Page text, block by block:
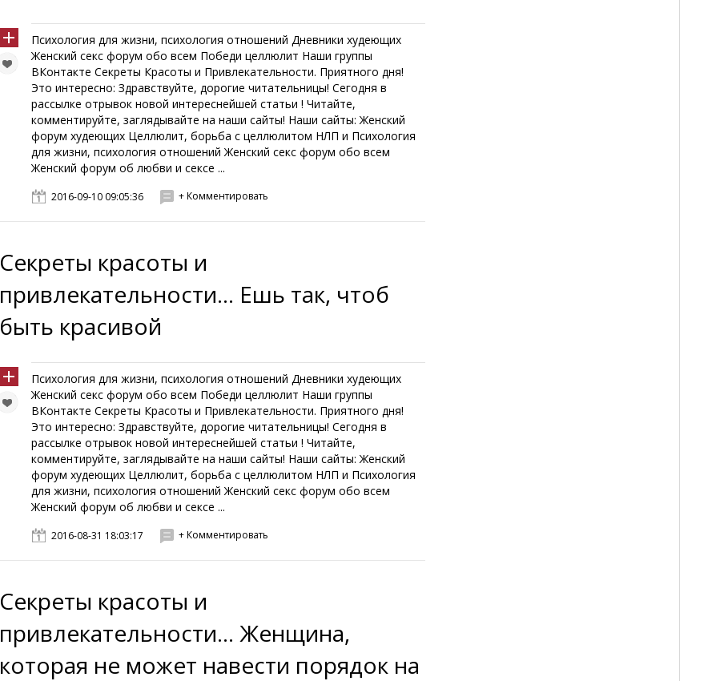
Психология для жизни, психология отношений Дневники худеющих
Женский секс форум обо всем Победи целлюлит Наши группы
ВКонтакте Секреты Красоты и Привлекательности. Приятного дня!
Это интересно: Здравствуйте, дорогие читательницы! Сегодня в
рассылке отрывок новой интереснейшей статьи ! Читайте,
комментируйте, заглядывайте на наши сайты! Наши сайты: Женский
форум худеющих Целлюлит, борьба с целлюлитом НЛП и Психология
для жизни, психология отношений Женский секс форум обо всем
Женский форум об любви и сексе ...
2016-09-10 09:05:36 + Комментировать
Секреты красоты и
привлекательности... Ешь так, чтоб
быть красивой
Психология для жизни, психология отношений Дневники худеющих
Женский секс форум обо всем Победи целлюлит Наши группы
ВКонтакте Секреты Красоты и Привлекательности. Приятного дня!
Это интересно: Здравствуйте, дорогие читательницы! Сегодня в
рассылке отрывок новой интереснейшей статьи ! Читайте,
комментируйте, заглядывайте на наши сайты! Наши сайты: Женский
форум худеющих Целлюлит, борьба с целлюлитом НЛП и Психология
для жизни, психология отношений Женский секс форум обо всем
Женский форум об любви и сексе ...
2016-08-31 18:03:17 + Комментировать
Секреты красоты и
привлекательности... Женщина,
которая не может навести порядок на